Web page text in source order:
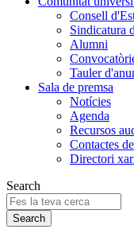
Consell
Sindicatura
Alumni
Tauler
Sala de premsa
Notícies
Agenda
Recursos
Contactes
Directori
Search